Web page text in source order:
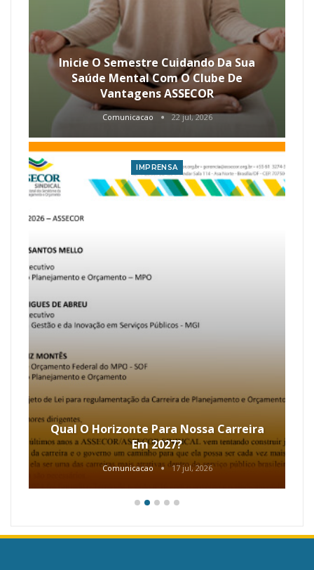
Inicie O Semestre Cuidando Da Sua
Saúde Mental Com O Clube De
Vantagens ASSECOR
Comunicacao 22 jul, 2026
IMPRENSA
Qual O Horizonte Para Nossa Carreira
Em 2027?
Comunicacao 17 jul, 2026